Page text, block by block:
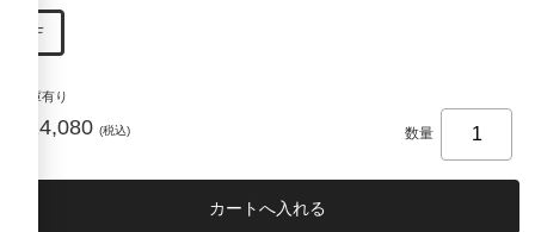
Ｆ
在庫有り
¥14,080 (税込) 数量